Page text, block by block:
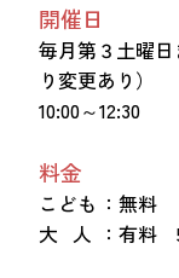
開催日
毎月第３土曜
り変更あり）
10:00～12:30
料金
こども ：無料
大 人 ：有料